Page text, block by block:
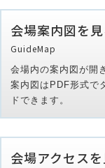
会場案内図を
GuideMap
会場内の案内図が開
案内図はPDF形式で
ドできます。
会場アクセス